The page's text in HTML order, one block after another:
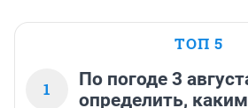
ТОП 5
1
По погоде 3
определить,